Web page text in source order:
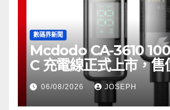
數碼界新聞
Mcdodo CA-3610
C 充電線正式上市，售
06/08/2026 JOSEPH